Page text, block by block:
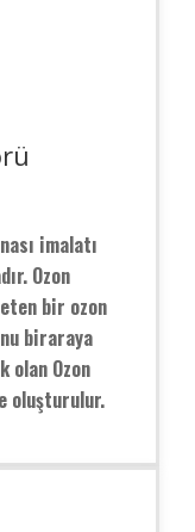
imalatı
Ozon
bir ozon
biraraya
Ozon
oluşturulur.